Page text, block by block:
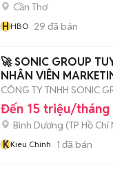
Cần Thơ
HHBO 29 đã bán
🚀 SONIC GROUP
NHÂN VIÊN
CÔNG TY TNHH SONIC
Đến 15 triệu/tháng
Bình Dương (TP Hồ Chí
KKieu Chinh 1 đã bán